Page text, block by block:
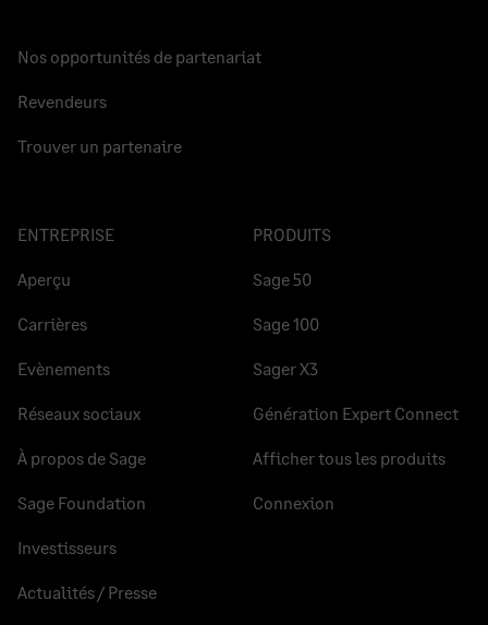
Nos opportunités de partenariat
Revendeurs
Trouver un partenaire
ENTREPRISE
Aperçu
Carrières
Evènements
Réseaux sociaux
À propos de Sage
Sage Foundation
Investisseurs
Actualités / Presse
PRODUITS
Sage 50
Sage 100
Sager X3
Génération Expert Connect
Afficher tous les produits
Connexion